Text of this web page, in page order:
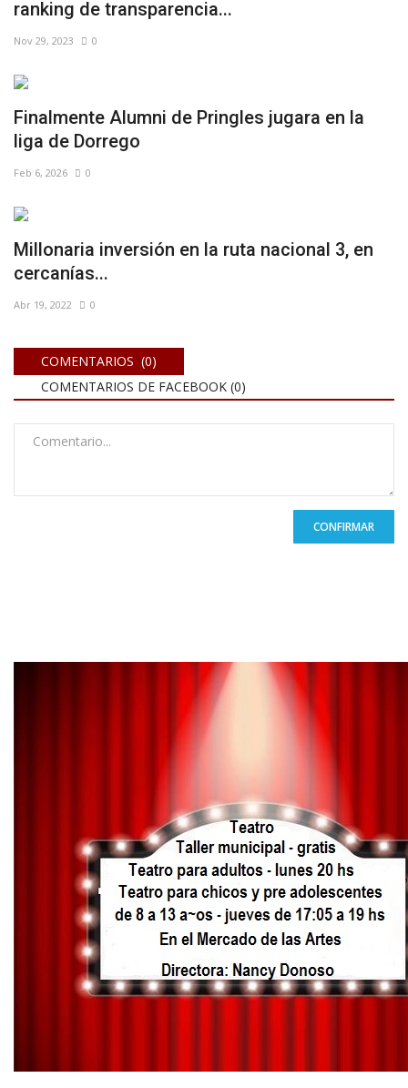
ranking de transparencia...
Nov 29, 2023 0
Finalmente Alumni de Pringles jugara en la
liga de Dorrego
Feb 6, 2026 0
Millonaria inversión en la ruta nacional 3, en
cercanías...
Abr 19, 2022 0
COMENTARIOS (0)
COMENTARIOS DE FACEBOOK (0)
CONFIRMAR